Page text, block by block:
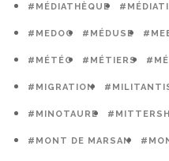
#MÉDIATHÈQUE
#MEDOC #MÉDUSE
#MÉTÉO #MÉTIERS
#MIGRATION
#MINOTAURE
#MONT DE MARSAN